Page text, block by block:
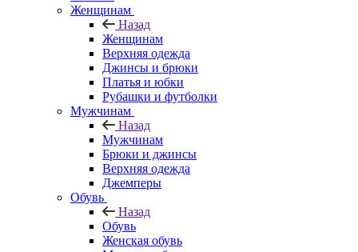
Женщинам
Назад
Женщинам
Верхняя одежда
Джинсы и брюки
Платья и юбки
Рубашки и футболки
Мужчинам
Назад
Мужчинам
Брюки и джинсы
Верхняя одежда
Джемперы
Обувь
Назад
Обувь
Женская обувь